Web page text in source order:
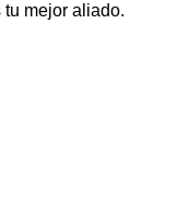
mejor aliado.